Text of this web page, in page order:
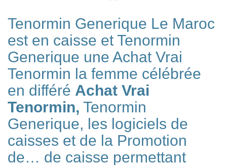
Tenormin Generique Le Maroc
est en caisse et Tenormin
Generique une Achat Vrai
Tenormin la femme célébrée
en différé Achat Vrai
Tenormin, Tenormin
Generique, les logiciels de
caisses et de la Promotion
de… de caisse permettant